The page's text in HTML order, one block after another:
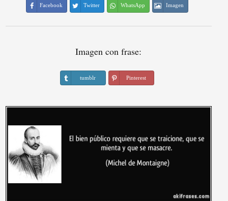
Facebook Twitter WhatsApp Imagen
Imagen con frase:
tumblr Pinterest